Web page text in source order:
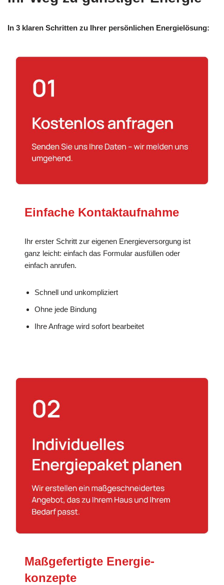
In 3 klaren Schritten zu Ihrer persönlichen Energielösung:
Einfache Kontaktaufnahme
Ihr erster Schritt zur eigenen Energieversorgung ist
ganz leicht: einfach das Formular ausfüllen oder
einfach anrufen.
Schnell und unkompliziert
Ohne jede Bindung
Ihre Anfrage wird sofort bearbeitet
Maßgefertigte Energie­
konzepte